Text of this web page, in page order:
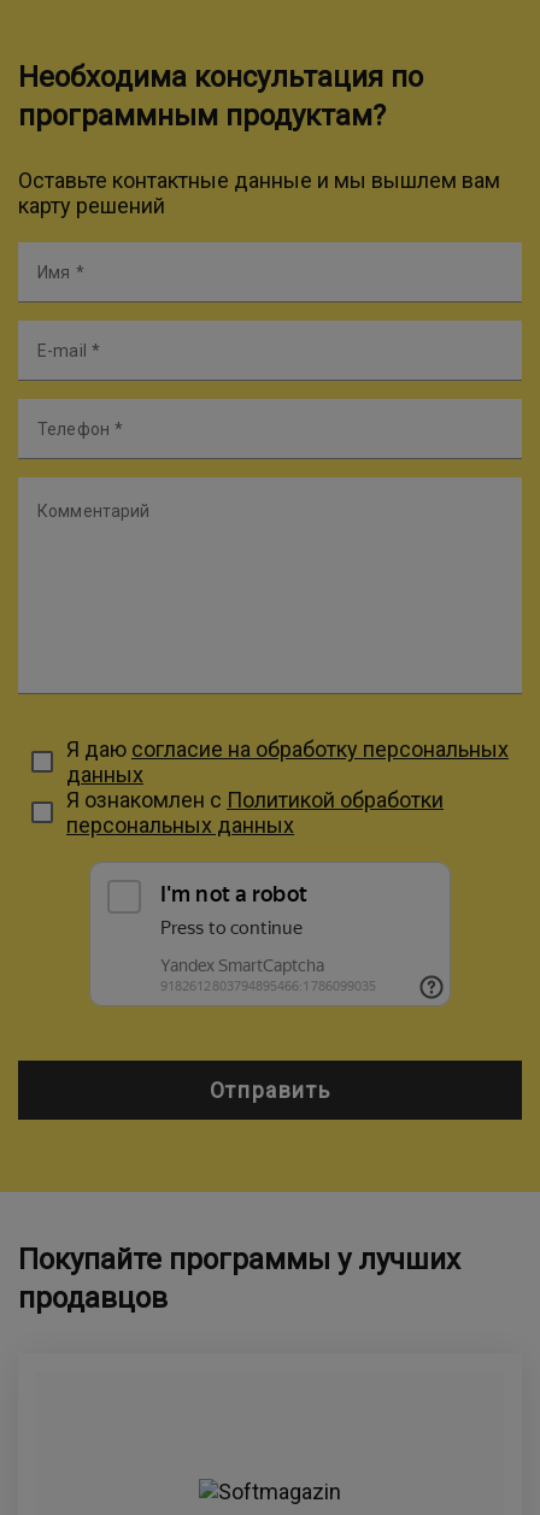
Необходима консультация по
программным продуктам?
Оставьте контактные данные и мы вышлем вам
карту решений
Имя
E-mail
Телефон
Комментарий
Я даю согласие на обработку персональных
данных
Я ознакомлен с Политикой обработки
персональных данных
Отправить
Покупайте программы у лучших
продавцов